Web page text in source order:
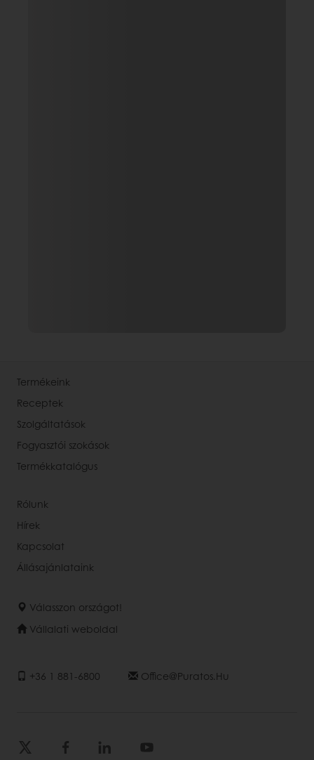
Termékeink
Receptek
Szolgáltatások
Fogyasztói szokások
Termékkatalógus
Rólunk
Hírek
Kapcsolat
Állásajánlataink
Válasszon országot!
Vállalati weboldal
+36 1 881-6800 Office@puratos.hu